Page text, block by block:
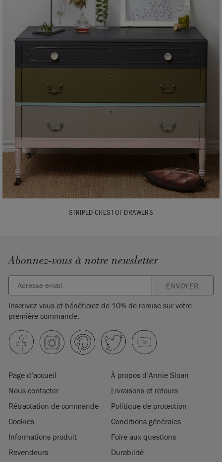
STRIPED CHEST OF DRAWERS
Abonnez-vous à notre newsletter
ENVOYER
Inscrivez-vous et bénéficiez de 10% de remise sur votre
première commande.
Page d’accueil
À propos d’Annie Sloan
Nous contacter
Livraisons et retours
Rétractation de commande
Politique de protection
Cookies
Conditions générales
Informations produit
Foire aux questions
Revendeurs
Durabilité